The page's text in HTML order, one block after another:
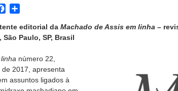
Facebook
editorial da Machado de Assis em linha –
Paulo, SP, Brasil
número 22,
2017, apresenta
assuntos ligados à